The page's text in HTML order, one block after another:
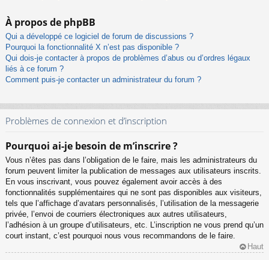
À propos de phpBB
Qui a développé ce logiciel de forum de discussions ?
Pourquoi la fonctionnalité X n’est pas disponible ?
Qui dois-je contacter à propos de problèmes d’abus ou d’ordres légaux
liés à ce forum ?
Comment puis-je contacter un administrateur du forum ?
Problèmes de connexion et d’inscription
Pourquoi ai-je besoin de m’inscrire ?
Vous n’êtes pas dans l’obligation de le faire, mais les administrateurs du
forum peuvent limiter la publication de messages aux utilisateurs inscrits.
En vous inscrivant, vous pouvez également avoir accès à des
fonctionnalités supplémentaires qui ne sont pas disponibles aux visiteurs,
tels que l’affichage d’avatars personnalisés, l’utilisation de la messagerie
privée, l’envoi de courriers électroniques aux autres utilisateurs,
l’adhésion à un groupe d’utilisateurs, etc. L’inscription ne vous prend qu’un
court instant, c’est pourquoi nous vous recommandons de le faire.
Haut